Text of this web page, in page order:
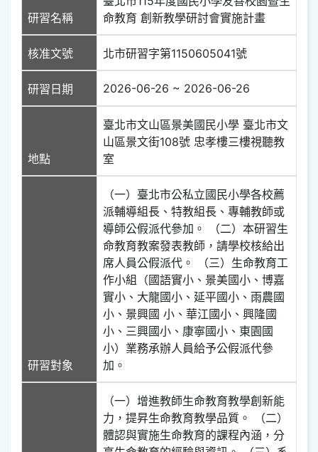
研習名稱
命教育 創新教學研討會實施計畫
核准文號 北市研習字第1150605041號
研習日期 2026-06-26 ~ 2026-06-26
地點
臺北市文山區景美國民小學 臺北市文
山區景文街108號 忠孝樓三樓視聽教
室
研習對象
（一）臺北市公私立國民小學各校薦
派輔導組長、特教組長、專輔教師或
導師公假派代參加。 （二）本研習生
命教育教案發表教師，請學校核給出
席人員公假派代。 （三）生命教育工
作小組（國語實小、景美國小、博嘉
實小、大龍國小、延平國小、雨農國
小、景興國 小、華江國小、興隆國
小、三興國小、康寧國小、東園國
小）業務承辦人員給予公假派代參
加。
（一）增進教師生命教育教學創新能
力，提昇生命教育教學品質。 （二）
體認與實施生命教育的課程內涵，分